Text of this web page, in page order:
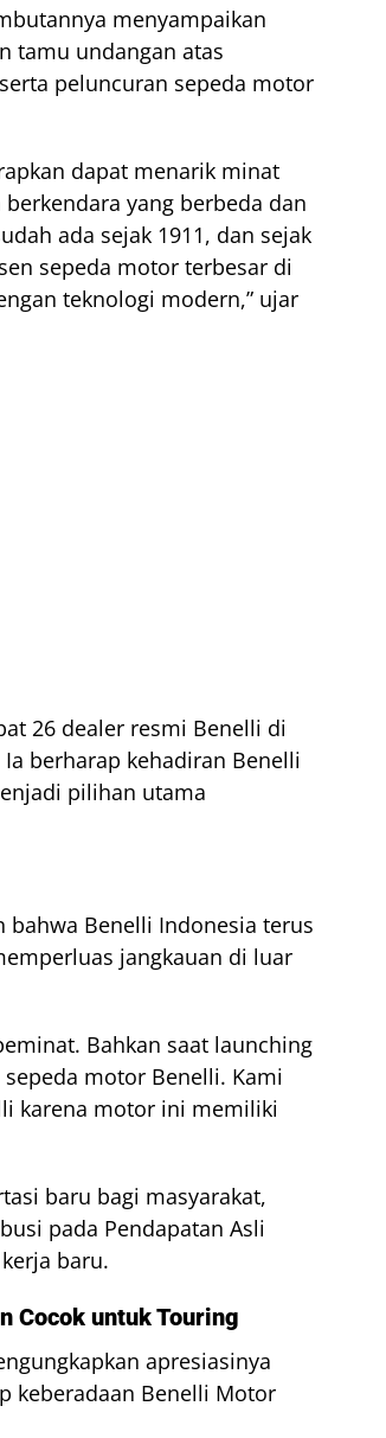
menyampaikan
tamu undangan atas
peluncuran sepeda motor
dapat menarik minat
yang berbeda dan
ada sejak 1911, dan sejak
sepeda motor terbesar di
teknologi modern,” ujar
26 dealer resmi Benelli di
berharap kehadiran Benelli
pilihan utama
bahwa Benelli Indonesia terus
jangkauan di luar
Bahkan saat launching
motor Benelli. Kami
karena motor ini memiliki
baru bagi masyarakat,
pada Pendapatan Asli
baru.
Cocok untuk Touring
apresiasinya
keberadaan Benelli Motor